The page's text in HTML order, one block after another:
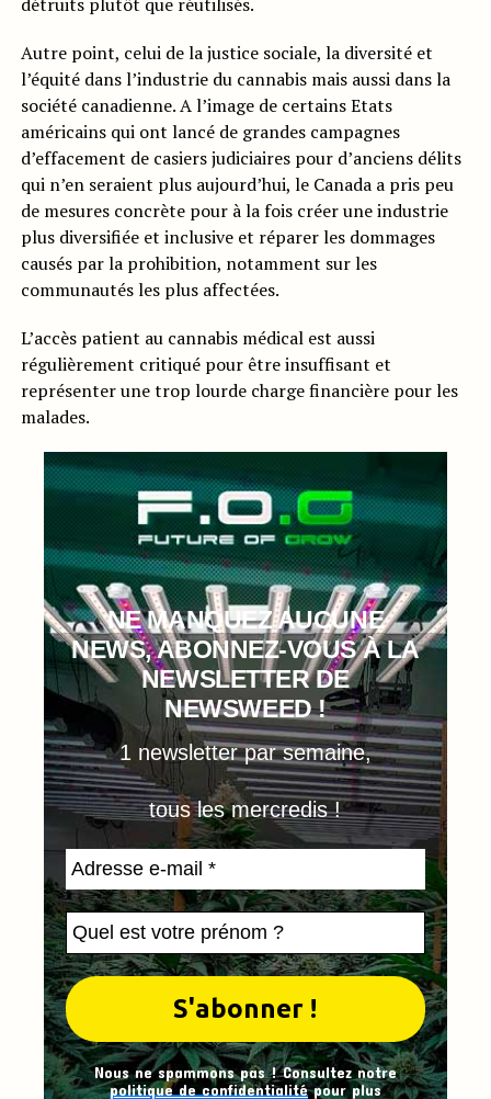
Autre point, celui de la justice sociale, la diversité et
l’équité dans l’industrie du cannabis mais aussi dans la
société canadienne. A l’image de certains Etats
américains qui ont lancé de grandes campagnes
d’effacement de casiers judiciaires pour d’anciens délits
qui n’en seraient plus aujourd’hui, le Canada a pris peu
de mesures concrète pour à la fois créer une industrie
plus diversifiée et inclusive et réparer les dommages
causés par la prohibition, notamment sur les
communautés les plus affectées.
L’accès patient au cannabis médical est aussi
régulièrement critiqué pour être insuffisant et
représenter une trop lourde charge financière pour les
malades.
NE MANQUEZ AUCUNE
NEWS, ABONNEZ-VOUS À LA
NEWSLETTER DE
NEWSWEED !
1 newsletter par semaine,
tous les mercredis !
Nous ne spammons pas ! Consultez notre
politique de confidentialitépour plus